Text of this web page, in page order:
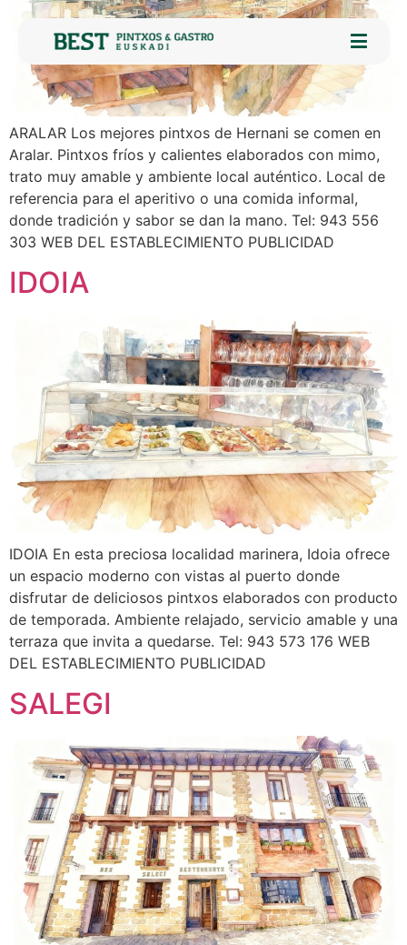
ARALAR Los mejores pintxos de Hernani se comen en
Aralar. Pintxos fríos y calientes elaborados con mimo,
trato muy amable y ambiente local auténtico. Local de
referencia para el aperitivo o una comida informal,
donde tradición y sabor se dan la mano. Tel: 943 556
303 WEB DEL ESTABLECIMIENTO PUBLICIDAD
IDOIA
IDOIA En esta preciosa localidad marinera, Idoia ofrece
un espacio moderno con vistas al puerto donde
disfrutar de deliciosos pintxos elaborados con producto
de temporada. Ambiente relajado, servicio amable y una
terraza que invita a quedarse. Tel: 943 573 176 WEB
DEL ESTABLECIMIENTO PUBLICIDAD
SALEGI